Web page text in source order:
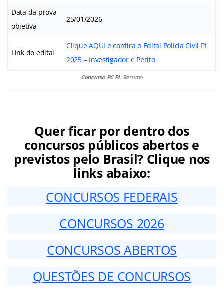
Data da prova
objetiva
25/01/2026
Link do edital
Clique AQUI e confira o Edital Polícia Civil PI
2025 – Investigador e Perito
Concurso PC PI: Resumo
Quer ficar por dentro dos
concursos públicos abertos e
previstos pelo Brasil? Clique nos
links abaixo:
CONCURSOS FEDERAIS
CONCURSOS 2026
CONCURSOS ABERTOS
QUESTÕES DE CONCURSOS